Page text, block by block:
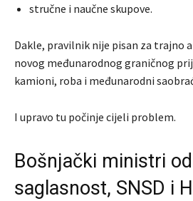
stručne i naučne skupove.
Dakle, pravilnik nije pisan za trajno
novog međunarodnog graničnog
kamioni, roba i međunarodni
I upravo tu počinje cijeli problem.
Bošnjački ministri
saglasnost, SNSD i